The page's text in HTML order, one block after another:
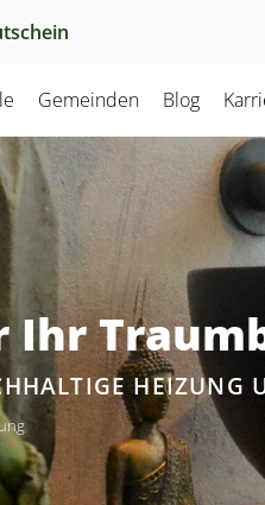
Gemeinden Blog
HEIZUNG